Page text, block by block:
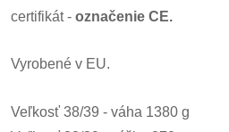
certifikát - označenie CE.
Vyrobené v EU.
Veľkosť 38/39 - váha 1380 g